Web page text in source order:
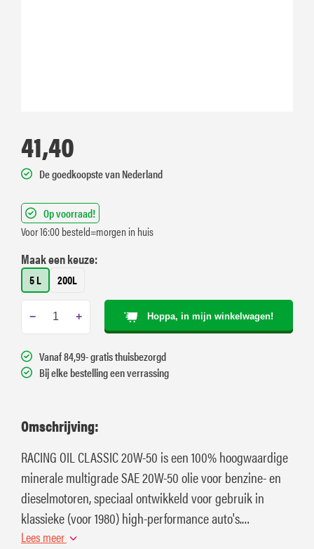
41,40
De goedkoopste van Nederland
Op voorraad!
Voor 16:00 besteld=morgen in huis
Maak een keuze:
5 L 200L
− + Hoppa, in mijn winkelwagen!
Vanaf 84,99- gratis thuisbezorgd
Bij elke bestelling een verrassing
Omschrijving:
RACING OIL CLASSIC 20W-50 is een 100% hoogwaardige
minerale multigrade SAE 20W-50 olie voor benzine- en
dieselmotoren, speciaal ontwikkeld voor gebruik in
klassieke (voor 1980) high-performance auto's.
(Oldtimers)
Lees meer